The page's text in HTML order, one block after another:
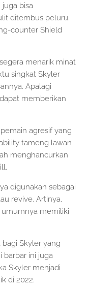
bisa
ditembus peluru.
counter Shield
menarik minat
singkat Skyler
Apalagi
memberikan
agresif yang
tameng lawan
menghancurkan
digunakan sebagai
revive. Artinya,
umumnya memiliki
bagi Skyler yang
barbar ini juga
Skyler menjadi
di 2022.